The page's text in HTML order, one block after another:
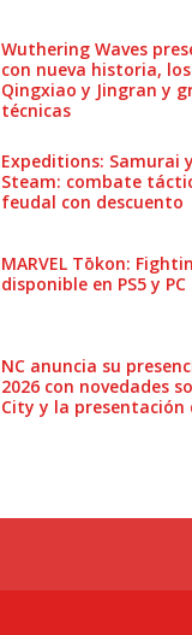
Wuthering Waves
con nueva historia,
Qingxiao y Jingran y
técnicas
Expeditions: Samurai
Steam: combate
feudal con descuento
MARVEL Tōkon:
disponible en PS5 y PC
NC anuncia su
2026 con novedades
City y la